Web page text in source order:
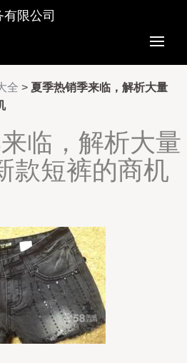
限公司
全 > 夏季热销季来临，解析大量
临，解析大量
款短裤的商机